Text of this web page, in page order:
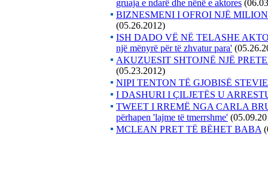
gruaja e ndarë dhe nënë e aktores
BIZNESMENI I OFROI NJË
(05.26.2012)
ISH DADO VË NË TELASHE
një mënyrë për të zhvatur para'
AKUZUESIT SHTOJNË NJË
(05.23.2012)
NIPI TENTON TË GJOBISË
I DASHURI I ÇILJETËS U
TWEET I RREMË NGA CARLA
përhapen 'lajme të tmerrshme'
MCLEAN PRET TË BËHET BABA